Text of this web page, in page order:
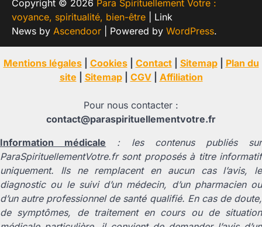
Copyright © 2026 Para Spirituellement Votre :
voyance, spiritualité, bien-être | Link
News by Ascendoor | Powered by WordPress.
Mentions légales| Cookies| Contact| Sitemap| Plan du
site
Sitemap| CGV| Affiliation
Pour nous contacter :
contact@paraspirituellementvotre.fr
Information médicale : les contenus publiés sur
ParaSpirituellementVotre.fr sont proposés à titre informatif
uniquement. Ils ne remplacent en aucun cas l’avis, le
diagnostic ou le suivi d’un médecin, d’un pharmacien ou
d’un autre professionnel de santé qualifié. En cas de doute,
de symptômes, de traitement en cours ou de situation